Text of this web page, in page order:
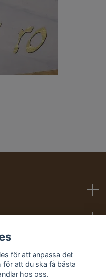
för att anpassa det
för att du ska få bästa
hos oss.